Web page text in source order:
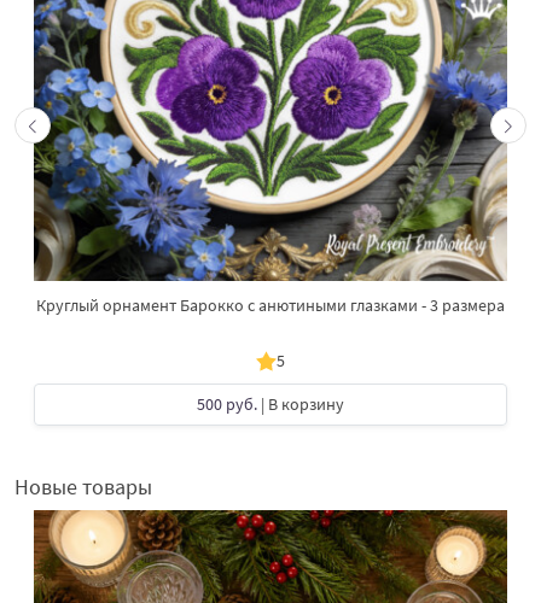
Круглый орнамент Барокко с анютиными глазками - 3 размера
5
500 руб. | В корзину
Новые товары